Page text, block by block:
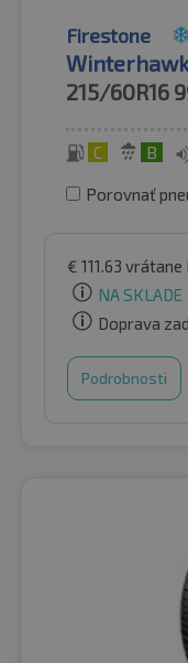
Firestone
Winterhawk
215/60R16
C B
Porovnať
€ 111.63 vrátane
NA SKLADE
Doprava
Podrobnosti